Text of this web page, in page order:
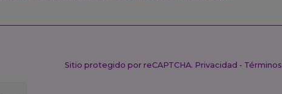
Sitio protegido por reCAPTCHA. Privacidad - Términos